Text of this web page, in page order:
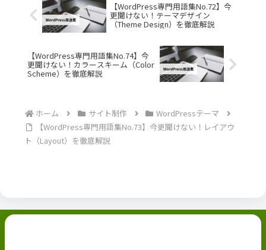
【WordPress専門用語集No.72】今
更聞けない！テーマデザイン
（Theme Design）を徹底解説
【WordPress専門用語集No.74】今
更聞けない！カラースキーム（Color
Scheme）を徹底解説
ホーム サイト制作
WordPressテーマ
【WordPress専門用語集No.73】今更聞けない！レイアウ
ト（Layout）を徹底解説